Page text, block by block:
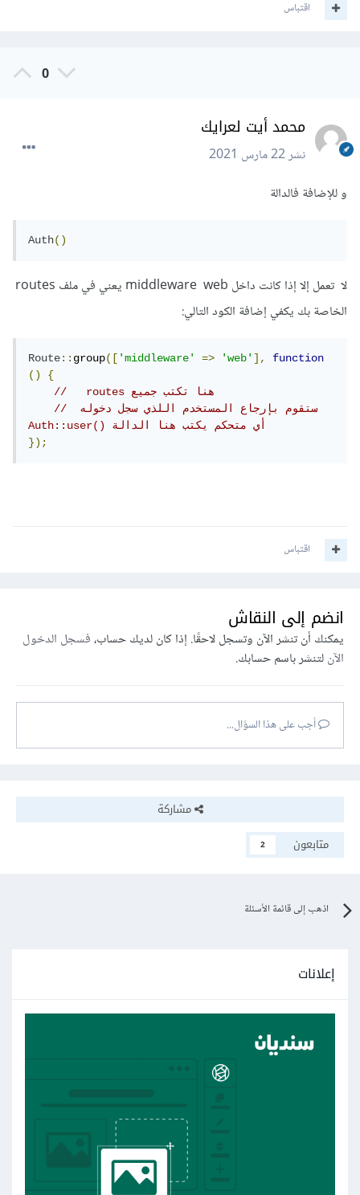
اقتباس
0
محمد أيت لعرايك
نشر22 مارس 2021
و للإضافة فالدالة
Auth()
لا تعمل إلا إذا كانت داخل middleware web يعني في ملف routes
الخاصة بك يكفي إضافة الكود التالي:
Route::group(['middleware' => 'web'],
function
()
{
//  ستقوم بإرجاع المستخدم اللذي سجل دخوله
});
اقتباس
انضم إلى النقاش
يمكنك أن تنشر الآن وتسجل لاحقًا. إذا كان لديك حساب،فسجل الدخول
الآنلتنشر باسم حسابك.
أجب على هذا السؤال...
مشاركة
متابعون
2
اذهب إلى قائمة الأسئلة
إعلانات